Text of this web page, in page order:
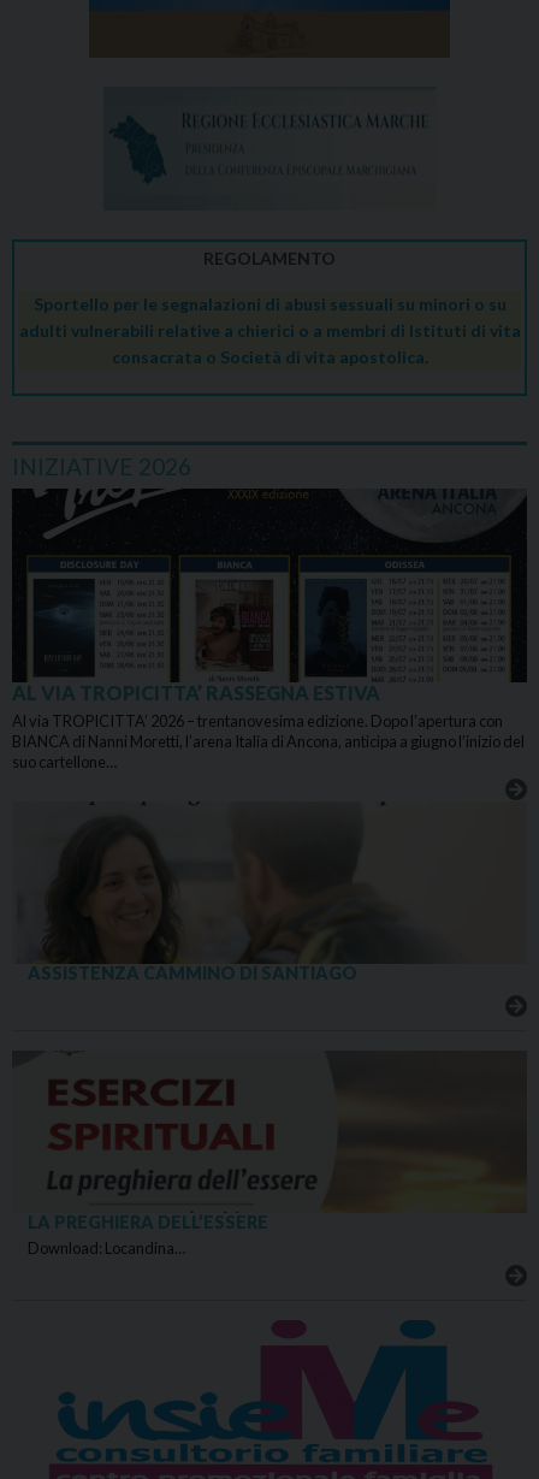
REGOLAMENTO
Sportello per le segnalazioni di abusi sessuali su minori o su
adulti vulnerabili relative a chierici o a membri di Istituti di vita
consacrata o Società di vita apostolica.
INIZIATIVE 2026
AL VIA TROPICITTA’ RASSEGNA ESTIVA
Al via TROPICITTA’ 2026 – trentanovesima edizione. Dopo l’apertura con
BIANCA di Nanni Moretti, l’arena Italia di Ancona, anticipa a giugno l’inizio del
suo cartellone…
ASSISTENZA CAMMINO DI SANTIAGO
LA PREGHIERA DELL’ESSERE
Download: Locandina…